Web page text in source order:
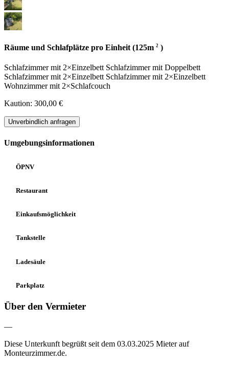
Räume und Schlafplätze pro Einheit (125m 2 )
Schlafzimmermit2×Einzelbett SchlafzimmermitDoppelbett
Schlafzimmermit2×Einzelbett Schlafzimmermit2×Einzelbett
Wohnzimmermit2×Schlafcouch
Kaution: 300,00 €
Unverbindlich anfragen
Umgebungsinformationen
ÖPNV
Restaurant
Einkaufsmöglichkeit
Tankstelle
Ladesäule
Parkplatz
Über den Vermieter
—
Diese Unterkunft begrüßt seit dem 03.03.2025 Mieter auf
Monteurzimmer.de.